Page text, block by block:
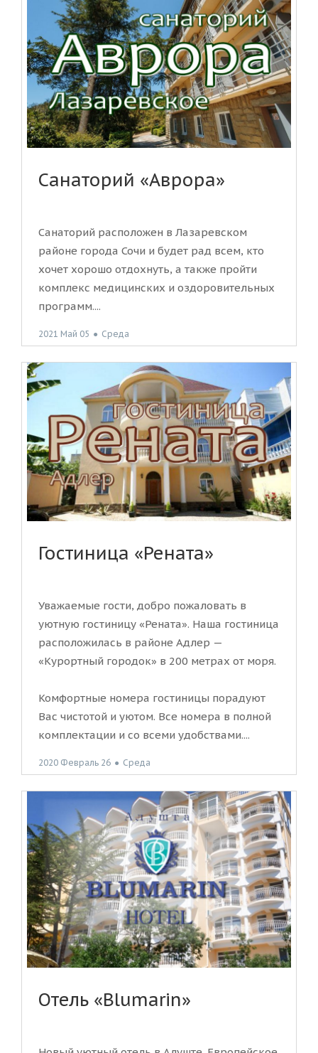
Санаторий «Аврора»
Санаторий расположен в Лазаревском
районе города Сочи и будет рад всем, кто
хочет хорошо отдохнуть, а также пройти
комплекс медицинских и оздоровительных
программ....
2021 Май 05 ● Среда
Гостиница «Рената»
Уважаемые гости, добро пожаловать в
уютную гостиницу «Рената». Наша гостиница
расположилась в районе Адлер —
«Курортный городок» в 200 метрах от моря.
Комфортные номера гостиницы порадуют
Вас чистотой и уютом. Все номера в полной
комплектации и со всеми удобствами....
2020 Февраль 26 ● Среда
Отель «Blumarin»